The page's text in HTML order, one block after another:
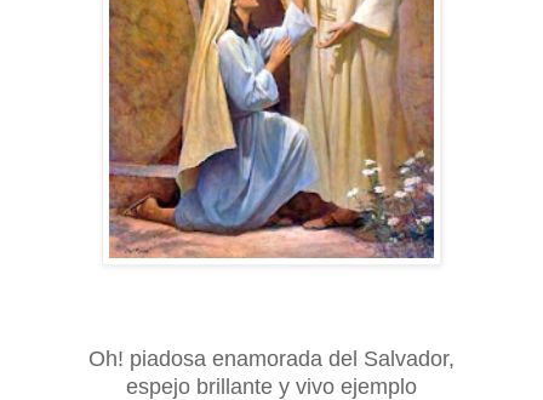
Oh! piadosa enamorada del Salvador,
espejo brillante y vivo ejemplo